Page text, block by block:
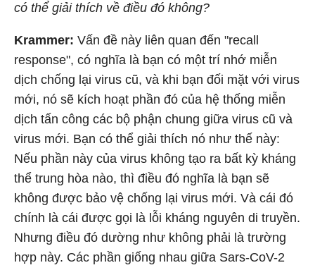
có thể giải thích về điều đó không?
Krammer: Vấn đề này liên quan đến "recall
response", có nghĩa là bạn có một trí nhớ miễn
dịch chống lại virus cũ, và khi bạn đối mặt với virus
mới, nó sẽ kích hoạt phần đó của hệ thống miễn
dịch tấn công các bộ phận chung giữa virus cũ và
virus mới. Bạn có thể giải thích nó như thế này:
Nếu phần này của virus không tạo ra bất kỳ kháng
thể trung hòa nào, thì điều đó nghĩa là bạn sẽ
không được bảo vệ chống lại virus mới. Và cái đó
chính là cái được gọi là lỗi kháng nguyên di truyền.
Nhưng điều đó dường như không phải là trường
hợp này. Các phần giống nhau giữa Sars-CoV-2